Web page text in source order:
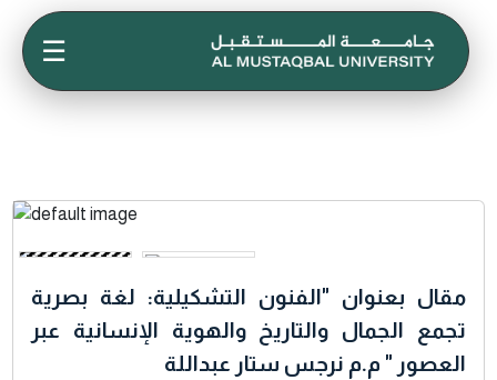
☰
مقال بعنوان "الفنون التشكيلية: لغة بصرية
تجمع الجمال والتاريخ والهوية الإنسانية عبر
العصور " م.م نرجس ستار عبداللة